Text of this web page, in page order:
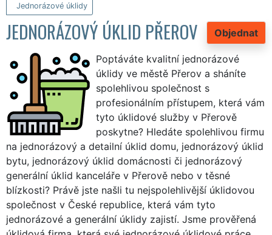
Jednorázové úklidy
Objednat
JEDNORÁZOVÝ ÚKLID PŘEROV
Poptáváte kvalitní jednorázové
úklidy ve městě Přerov a sháníte
spolehlivou společnost s
profesionálním přístupem, která vám
tyto úklidové služby v Přerově
poskytne? Hledáte spolehlivou firmu
na jednorázový a detailní úklid domu, jednorázový úklid
bytu, jednorázový úklid domácnosti či jednorázový
generální úklid kanceláře v Přerově nebo v těsné
blízkosti? Právě jste našli tu nejspolehlivější úklidovou
společnost v České republice, která vám tyto
jednorázové a generální úklidy zajistí. Jsme prověřená